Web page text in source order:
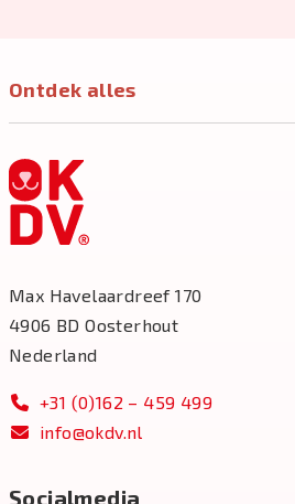
Ontdek alles
Max Havelaardreef 170
4906 BD Oosterhout
Nederland
+31 (0)162 – 459 499
info@okdv.nl
Socialmedia